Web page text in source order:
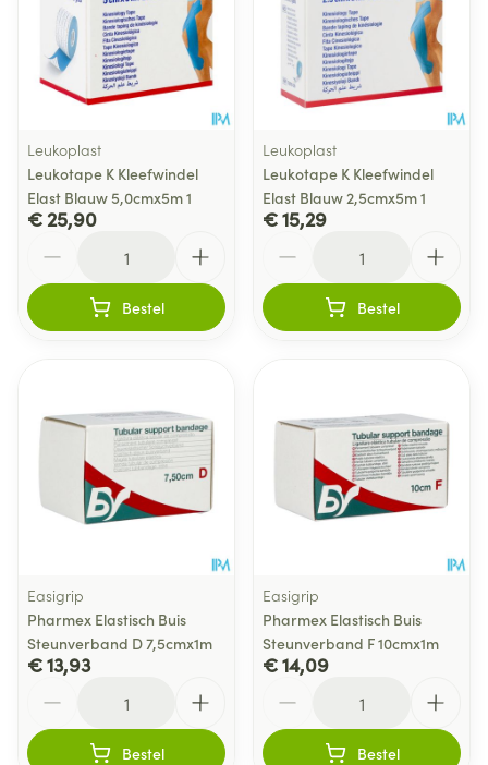
Leukoplast
Leukotape K Kleefwindel
Elast Blauw 5,0cmx5m 1
€ 25,90
Bestel
Leukoplast
Leukotape K Kleefwindel
Elast Blauw 2,5cmx5m 1
€ 15,29
Bestel
Easigrip
Pharmex Elastisch Buis
Steunverband D 7,5cmx1m
€ 13,93
Bestel
Easigrip
Pharmex Elastisch Buis
Steunverband F 10cmx1m
€ 14,09
Bestel